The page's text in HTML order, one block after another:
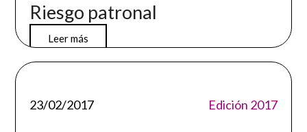
Riesgo patronal
Leer más
23/02/2017 Edición 2017